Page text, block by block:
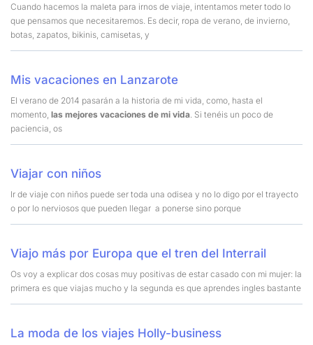
Cuando hacemos la maleta para irnos de viaje, intentamos meter todo lo
que pensamos que necesitaremos. Es decir, ropa de verano, de invierno,
botas, zapatos, bikinis, camisetas, y
Mis vacaciones en Lanzarote
El verano de 2014 pasarán a la historia de mi vida, como, hasta el
momento, las mejores vacaciones de mi vida . Si tenéis un poco de
paciencia, os
Viajar con niños
Ir de viaje con niños puede ser toda una odisea y no lo digo por el trayecto
o por lo nerviosos que pueden llegar a ponerse sino porque
Viajo más por Europa que el tren del Interrail
Os voy a explicar dos cosas muy positivas de estar casado con mi mujer: la
primera es que viajas mucho y la segunda es que aprendes ingles bastante
La moda de los viajes Holly-business